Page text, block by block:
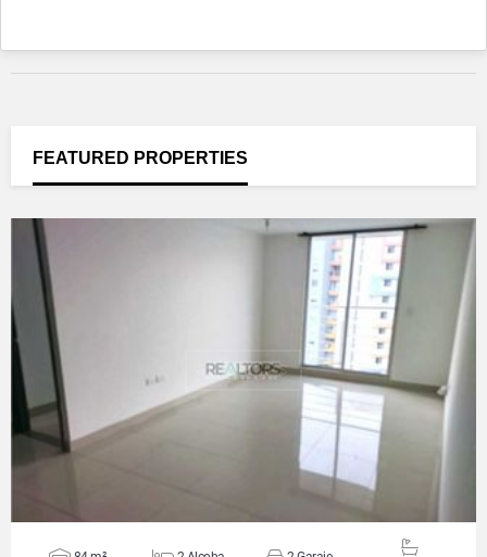
FEATURED PROPERTIES
VIEW DETAILS